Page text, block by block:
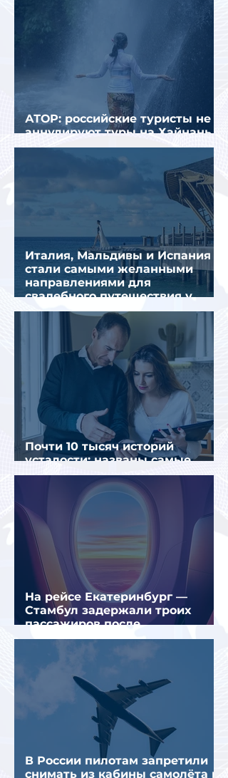
АТОР: российские туристы не
аннулируют туры на Хайнань
из-за тайфуна «Дельфин»
Италия, Мальдивы и Испания
стали самыми желанными
направлениями для
свадебного путешествия у
россиян
Почти 10 тысяч историй
усталости: названы самые
уставшие россияне
На рейсе Екатеринбург —
Стамбул задержали троих
пассажиров после
предполагаемой серии краж
В России пилотам запретили
снимать из кабины самолёта и